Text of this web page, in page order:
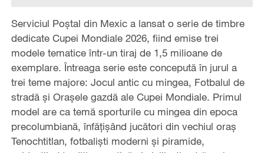
Serviciul Poștal din Mexic a lansat o serie de timbre
dedicate Cupei Mondiale 2026, fiind emise trei
modele tematice într-un tiraj de 1,5 milioane de
exemplare. Întreaga serie este concepută în jurul a
trei teme majore: Jocul antic cu mingea, Fotbalul de
stradă și Orașele gazdă ale Cupei Mondiale. Primul
model are ca temă sporturile cu mingea din epoca
precolumbiană, înfățișând jucători din vechiul oraș
Tenochtitlan, fotbaliști moderni și piramide,